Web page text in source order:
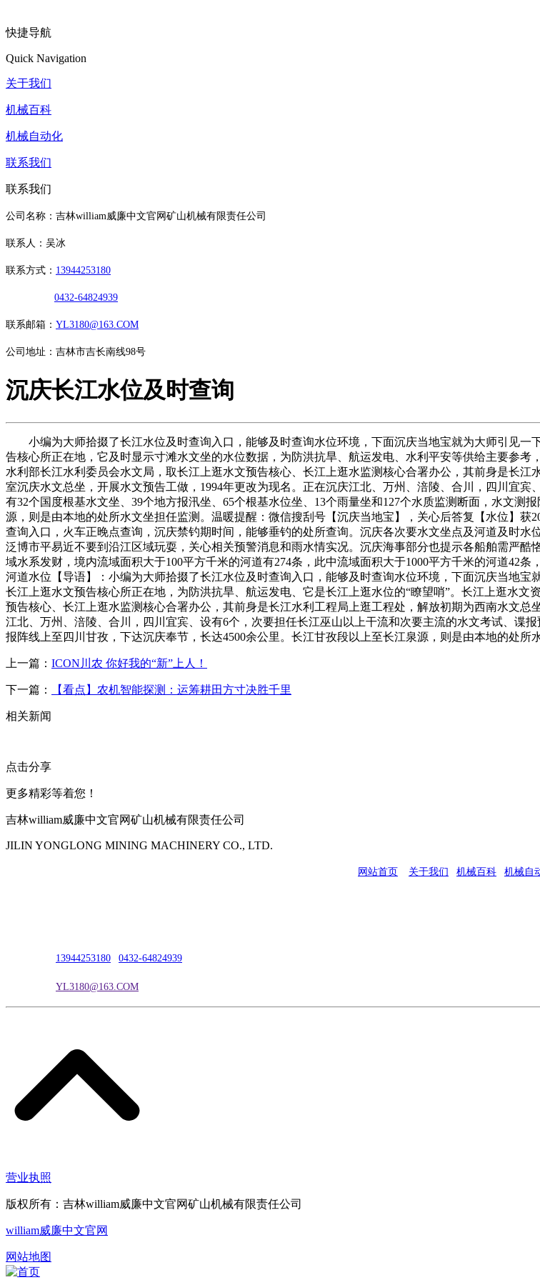
快捷导航
Quick Navigation
关于我们
机械百科
机械自动化
联系我们
联系我们
公司名称：吉林william威廉中文官网矿山机械有限责任公司
联系人：吴冰
联系方式： 13944253180
0432-64824939
联系邮箱： YL3180@163.COM
公司地址：吉林市吉长南线98号
沉庆长江水位及时查询
小编为大师拾掇了长江水位及时查询入口，能够及时查询水位环境，下面沉庆当地宝就为大师引见一
告核心所正在地，它及时显示寸滩水文坐的水位数据，为防洪抗旱、航运发电、水利平安等供给主要参考
水利部长江水利委员会水文局，取长江上逛水文预告核心、长江上逛水监测核心合署办公，其前身是长
室沉庆水文总坐，开展水文预告工做，1994年更改为现名。正在沉庆江北、万州、涪陵、合川，四川宜
有32个国度根基水文坐、39个地方报汛坐、65个根基水位坐、13个雨量坐和127个水质监测断面，水文测
源，则是由本地的处所水文坐担任监测。温暖提醒：微信搜刮号【沉庆当地宝】，关心后答复【水位】
查询入口，火车正晚点查询，沉庆禁钓期时间，能够垂钓的处所查询。沉庆各次要水文坐点及河道及时
泛博市平易近不要到沿江区域玩耍，关心相关预警消息和雨水情实况。沉庆海事部分也提示各船舶需严
域水系发财，境内流域面积大于100平方千米的河道有274条，此中流域面积大于1000平方千米的河道42
河道水位【导语】：小编为大师拾掇了长江水位及时查询入口，能够及时查询水位环境，下面沉庆当地
长江上逛水文预告核心所正在地，为防洪抗旱、航运发电、它是长江上逛水位的“瞭望哨”。长江上逛水
预告核心、长江上逛水监测核心合署办公，其前身是长江水利工程局上逛工程处，解放初期为西南水文
江北、万州、涪陵、合川，四川宜宾、设有6个，次要担任长江巫山以上干流和次要主流的水文考试、谍
报阵线上至四川甘孜，下达沉庆奉节，长达4500余公里。长江甘孜段以上至长江泉源，则是由本地的处所
上一篇： ICON川农 你好我的“新”上人！
下一篇： 【看点】农机智能探测：运筹耕田方寸决胜千里
相关新闻
点击分享
更多精彩等着您！
吉林william威廉中文官网矿山机械有限责任公司
JILIN YONGLONG MINING MACHINERY CO., LTD.
网站首页 关于我们 机械百科 机械自
13944253180 0432-64824939
YL3180@163.COM
营业执照
版权所有：吉林william威廉中文官网矿山机械有限责任公司
william威廉中文官网
网站地图